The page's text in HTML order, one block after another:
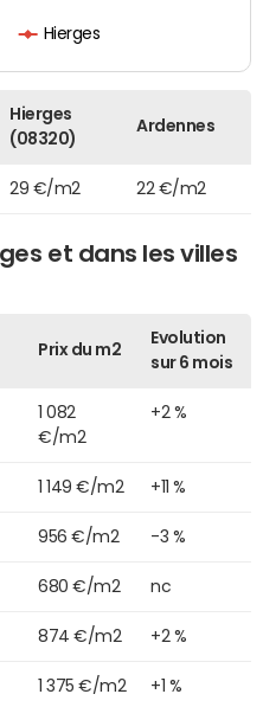
Hierges
Hierges
(08320)
Ardennes
29 €/m2 22 €/m2
et dans les villes
Prix du m2
Evolution
sur 6 mois
1 082
€/m2
+2 %
1 149 €/m2 +11 %
956 €/m2 -3 %
680 €/m2 nc
874 €/m2 +2 %
1 375 €/m2 +1 %